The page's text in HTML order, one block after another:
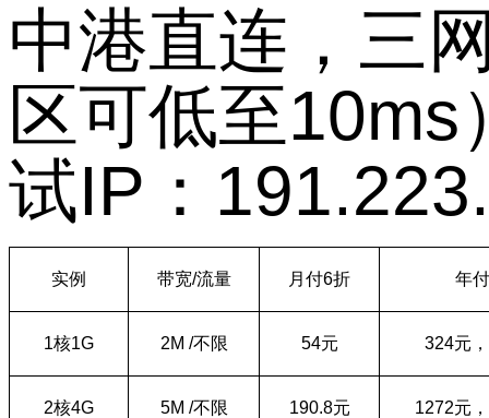
中港直连，三
区可低至10ms
试IP ：
实例 带宽/流量 月付6折 年付
1核1G 2M /不限 54元 324元，
2核4G 5M /不限 190.8元 1272元，